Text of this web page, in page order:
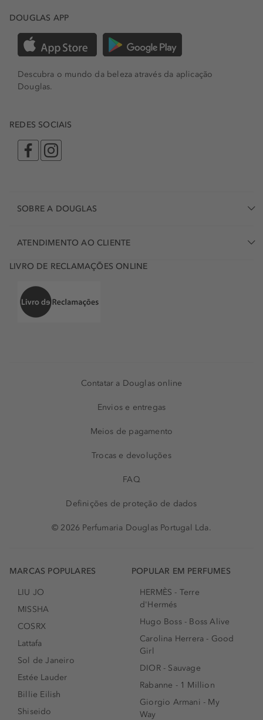
DOUGLAS APP
Descubra o mundo da beleza através da aplicação
Douglas.
REDES SOCIAIS
SOBRE A DOUGLAS
ATENDIMENTO AO CLIENTE
LIVRO DE RECLAMAÇÕES ONLINE
Contatar a Douglas online
Envios e entregas
Meios de pagamento
Trocas e devoluções
FAQ
Definições de proteção de dados
© 2026 Perfumaria Douglas Portugal Lda.
MARCAS POPULARES
LIU JO
MISSHA
COSRX
Lattafa
Sol de Janeiro
Estée Lauder
Billie Eilish
Shiseido
POPULAR EM PERFUMES
HERMÈS - Terre
d'Hermés
Hugo Boss - Boss Alive
Carolina Herrera - Good
Girl
DIOR - Sauvage
Rabanne - 1 Million
Giorgio Armani - My
Way